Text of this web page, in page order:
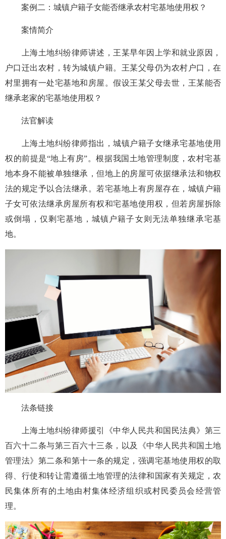
案例二：城镇户籍子女能否继承农村宅基地使用权？
案情简介
上海土地纠纷律师讲述，王某早年因上学和就业原因，
户口迁出农村，转为城镇户籍。王某父母仍为农村户口，在
村里拥有一处宅基地和房屋。假设王某父母去世，王某能否
继承老家的宅基地使用权？
法官解读
上海土地纠纷律师指出，城镇户籍子女继承宅基地使用
权的前提是“地上有房”。根据我国土地管理制度，农村宅基
地本身不能被单独继承，但地上的房屋可依据继承法和物权
法的规定予以合法继承。若宅基地上有房屋存在，城镇户籍
子女可依法继承房屋所有权和宅基地使用权，但若房屋拆除
或倒塌，仅剩宅基地，城镇户籍子女则无法单独继承宅基
地。
法条链接
上海土地纠纷律师援引《中华人民共和国民法典》第三
百六十二条与第三百六十三条，以及《中华人民共和国土地
管理法》第二条和第十一条的规定，强调宅基地使用权的取
得、行使和转让需遵循土地管理的法律和国家有关规定，农
民集体所有的土地由村集体经济组织或村民委员会经营管
理。